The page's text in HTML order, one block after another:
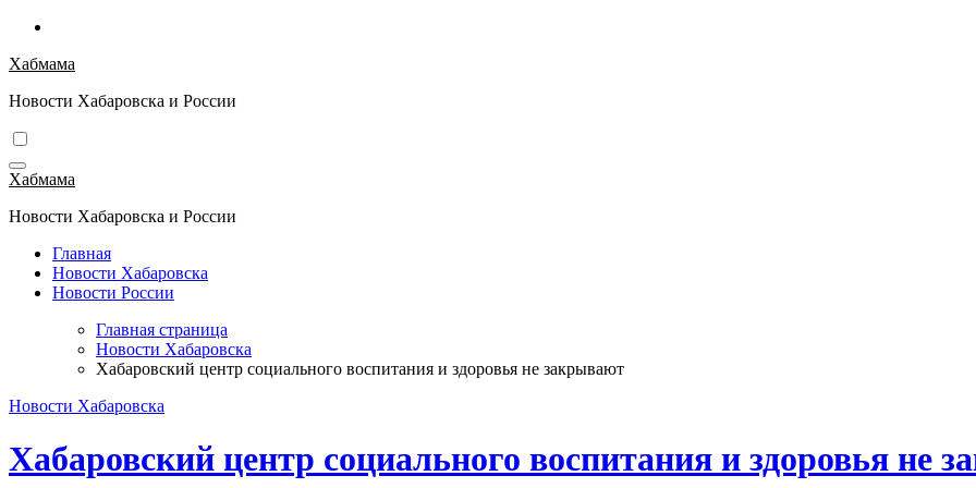
Перейти
содержимому
Хабмама
Новости Хабаровска и России
Хабмама
Новости Хабаровска и России
Главная
Новости Хабаровска
Новости России
Главная страница
Новости Хабаровска
Хабаровский центр социального воспитания и здоровья не закрывают
Новости Хабаровска
Хабаровский центр социального воспитания и здоровья не